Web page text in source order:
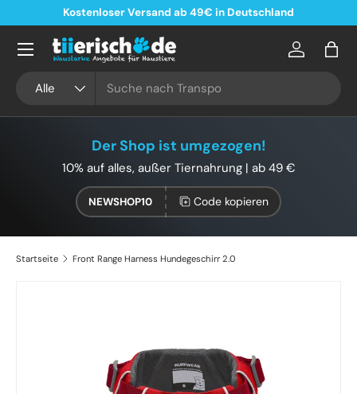
Direkt zum Inhalt
Kostenloser Versand ab 49€ in Deutschland
Alle
Konto
Der Shop ist umgezogen!
10% auf alles, außer Tiernahrung | ab 49 €
NEWSHOP10 Code kopieren
Startseite Front Range Harness Hundegeschirr 2.0